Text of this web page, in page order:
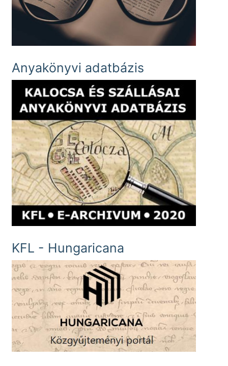
Anyakönyvi adatbázis
KFL - Hungaricana